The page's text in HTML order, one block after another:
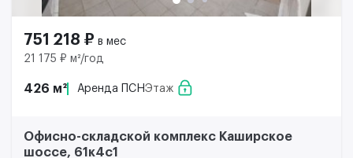
751 218 ₽ в мес
21 175 ₽ м²/год
426 м² Аренда ПСНЭтаж
Офисно-складской комплекс Каширское
шоссе, 61к4с1